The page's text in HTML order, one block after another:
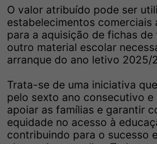
O valor atribuído pode ser
estabelecimentos comerciais
para a aquisição de fichas de
outro material escolar
arranque do ano letivo 2025/
Trata-se de uma iniciativa
pelo sexto ano consecutivo e
apoiar as famílias e garantir
equidade no acesso à
contribuindo para o sucesso